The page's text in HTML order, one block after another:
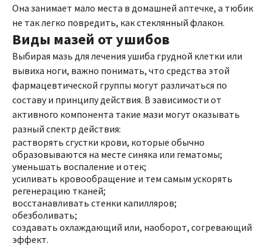
Она занимает мало места в домашней аптечке, а тюбик
не так легко повредить, как стеклянный флакон.
Виды мазей от ушибов
Выбирая мазь для лечения ушиба грудной клетки или
вывиха ноги, важно понимать, что средства этой
фармацевтической группы могут различаться по
составу и принципу действия. В зависимости от
активного компонента такие мази могут оказывать
разный спектр действия:
растворять сгустки крови, которые обычно
образовываются на месте синяка или гематомы;
уменьшать воспаление и отек;
усиливать кровообращение и тем самым ускорять
регенерацию тканей;
восстанавливать стенки капилляров;
обезболивать;
создавать охлаждающий или, наоборот, согревающий
эффект.